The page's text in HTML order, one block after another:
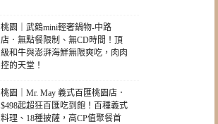
桃園｜武鶴mini輕奢鍋物-中路
店．無點餐限制、無CD時間！頂
級和牛與澎湃海鮮無限爽吃，肉肉
控的天堂！
桃園｜Mr. May 義式百匯桃園店．
$498起超狂百匯吃到飽！百種義式
料理、18種披薩，高CP值聚餐首